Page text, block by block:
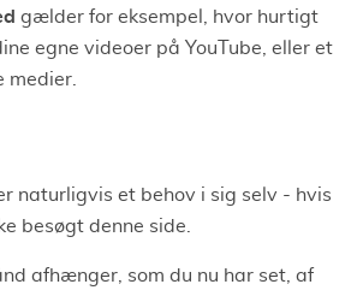
gælder for eksempel, hvor hurtigt
egne videoer på YouTube, eller et
medier.
naturligvis et behov i sig selv - hvis
besøgt denne side.
afhænger, som du nu har set, af